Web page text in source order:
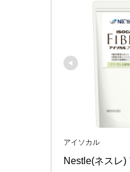
アイソカル
Nestle(ネスレ)